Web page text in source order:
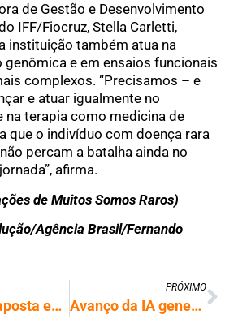
de Gestão e Desenvolvimento
IFF/Fiocruz, Stella Carletti,
instituição também atua na
genômica e em ensaios funcionais
complexos. “Precisamos – e
e atuar igualmente no
na terapia como medicina de
que o indivíduo com doença rara
percam a batalha ainda no
afirma.
de Muitos Somos Raros)
Agência Brasil/Fernando
Logística aposta em IA e automação com robôs para remodelar setor no Brasil
PRÓXIMO
Avanço da IA generativa muda lógica do mercado de software corporativo